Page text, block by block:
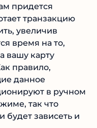
придется
транзакцию
увеличив
время на то,
вашу карту
правило,
данное
в ручном
так что
будет зависеть и